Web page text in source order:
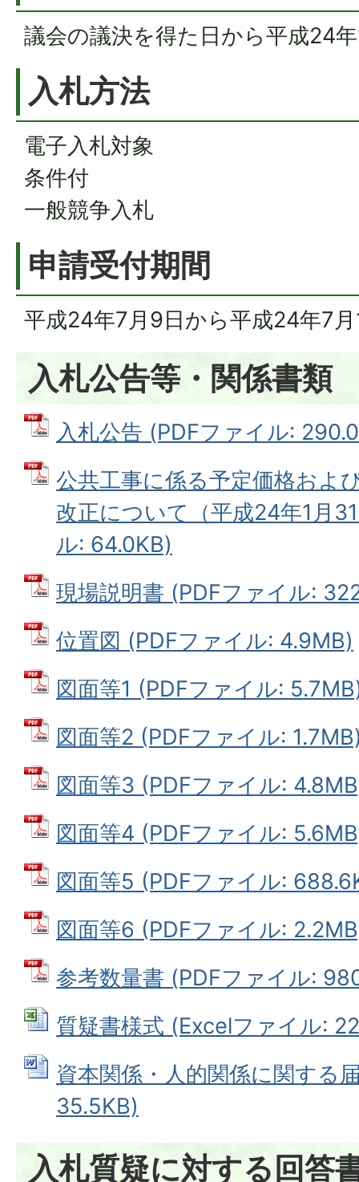
議会の議決を得た日から平成24
入札方法
電子入札対象
条件付
一般競争入札
申請受付期間
平成24年7月9日から平成24年7
入札公告等・関係書類
入札公告 (PDFファイル:
公共工事に係る予定価格およ
改正について（平成24年1月
ル: 64.0KB)
現場説明書 (PDFファイル:
位置図 (PDFファイル: 4.9MB)
図面等1 (PDFファイル:
図面等2 (PDFファイル:
図面等3 (PDFファイル:
図面等4 (PDFファイル:
図面等5 (PDFファイル:
図面等6 (PDFファイル:
参考数量書 (PDFファイル:
質疑書様式 (Excelファイル:
資本関係・人的関係に関する
35.5KB)
入札質疑に対する回答